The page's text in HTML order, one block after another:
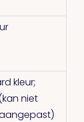
kleur;
niet